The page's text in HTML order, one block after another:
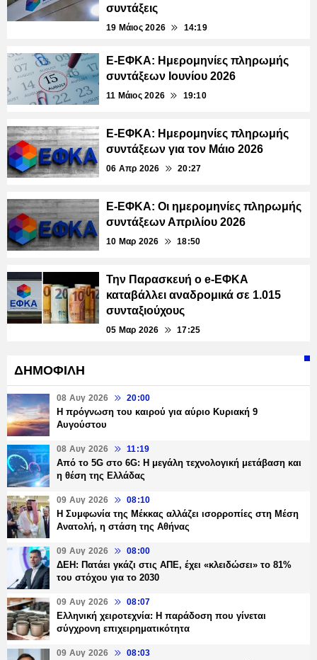
συντάξεις
19 Μάιος 2026 14:19
E-ΕΦΚΑ: Ημερομηνίες πληρωμής
συντάξεων Ιουνίου 2026
11 Μάιος 2026 19:10
E-ΕΦΚΑ: Ημερομηνίες πληρωμής
συντάξεων για τον Μάιο 2026
06 Απρ 2026 20:27
E-ΕΦΚΑ: Οι ημερομηνίες πληρωμής
συντάξεων Απριλίου 2026
10 Μαρ 2026 18:50
Την Παρασκευή ο e-ΕΦΚΑ
καταβάλλει αναδρομικά σε 1.015
συνταξιούχους
05 Μαρ 2026 17:25
ΔΗΜΟΦΙΛΗ
08 Αυγ 2026 20:00
Η πρόγνωση του καιρού για αύριο Κυριακή 9
Αυγούστου
08 Αυγ 2026 11:19
Από το 5G στο 6G: Η μεγάλη τεχνολογική μετάβαση και
η θέση της Ελλάδας
09 Αυγ 2026 08:10
Η Συμφωνία της Μέκκας αλλάζει ισορροπίες στη Μέση
Ανατολή, η στάση της Αθήνας
09 Αυγ 2026 08:00
ΔΕΗ: Πατάει γκάζι στις ΑΠΕ, έχει «κλειδώσει» το 81%
του στόχου για το 2030
09 Αυγ 2026 08:07
Ελληνική χειροτεχνία: Η παράδοση που γίνεται
σύγχρονη επιχειρηματικότητα
09 Αυγ 2026 08:03